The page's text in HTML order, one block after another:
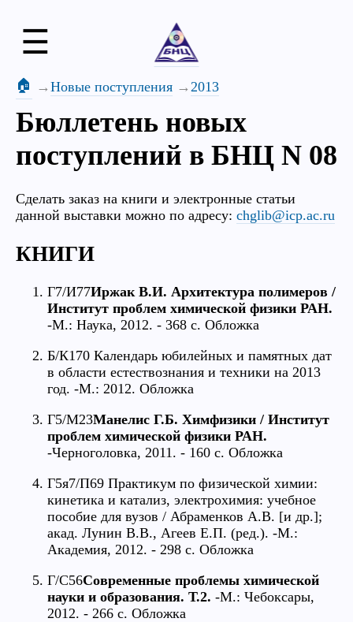
☰
🏠 Новые поступления 2013
Бюллетень новых
поступлений в БНЦ N 08
Сделать заказ на книги и электронные статьи
данной выставки можно по адресу: chglib@icp.ac.ru
КНИГИ
Г7/И77Иржак В.И. Архитектура полимеров /
Институт проблем химической физики РАН.
-М.: Наука, 2012. - 368 с. Обложка
Б/К170 Календарь юбилейных и памятных дат
в области естествознания и техники на 2013
год. -М.: 2012. Обложка
Г5/М23Манелис Г.Б. Химфизики / Институт
проблем химической физики РАН.
-Черноголовка, 2011. - 160 с. Обложка
Г5я7/П69 Практикум по физической химии:
кинетика и катализ, электрохимия: учебное
пособие для вузов / Абраменков А.В. [и др.];
акад. Лунин В.В., Агеев Е.П. (ред.). -М.:
Академия, 2012. - 298 с. Обложка
Г/С56Современные проблемы химической
науки и образования. Т.2. -М.: Чебоксары,
2012. - 266 с. Обложка